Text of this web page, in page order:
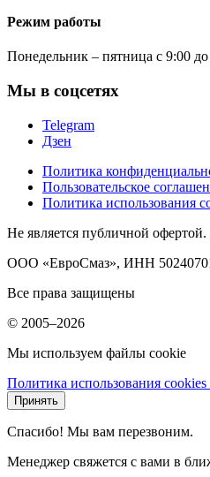
Режим работы
Понедельник – пятница с 9:00
Мы в соцсетях
Telegram
Дзен
Политика
Пользовательское
Политика использования
Не является публичной офертой.
ООО «ЕвроСмаз», ИНН
Все права защищены
© 2005–2026
Мы используем файлы cookie
Политика использования
Принять
Спасибо! Мы вам перезвоним.
Менеджер свяжется с вами в